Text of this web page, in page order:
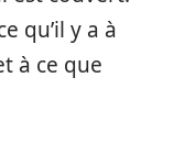
qu’il y a à
à ce que